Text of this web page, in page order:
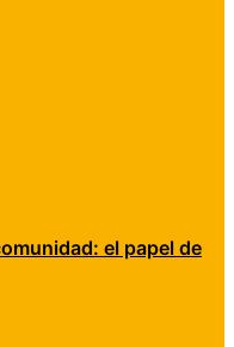
el papel de